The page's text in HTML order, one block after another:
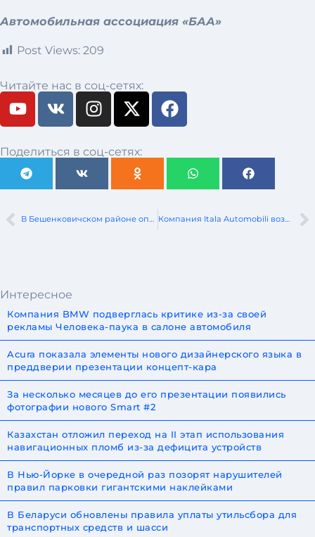
Автомобильная ассоциация «БАА»
Post Views: 209
Читайте нас в соц-сетях:
Поделиться в соц-сетях:
В Бешенковичском районе опрокинулся Renault. Пострадали женщина и ребенок Компания Itala Automobili возвращается с моделью Itala 35
Интересное
Компания BMW подверглась критике из-за своей
рекламы Человека-паука в салоне автомобиля
Acura показала элементы нового дизайнерского языка в
преддверии презентации концепт-кара
За несколько месяцев до его презентации появились
фотографии нового Smart #2
Казахстан отложил переход на II этап использования
навигационных пломб из-за дефицита устройств
В Нью-Йорке в очередной раз позорят нарушителей
правил парковки гигантскими наклейками
В Беларуси обновлены правила уплаты утильсбора для
транспортных средств и шасси